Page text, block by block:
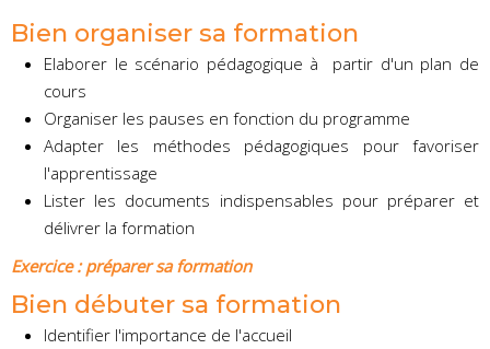
Bien organiser sa formation
Elaborer le scénario pédagogique à partir d'un plan de
cours
Organiser les pauses en fonction du programme
Adapter les méthodes pédagogiques pour favoriser
l'apprentissage
Lister les documents indispensables pour préparer et
délivrer la formation
Exercice : préparer sa formation
Bien débuter sa formation
Identifier l'importance de l'accueil